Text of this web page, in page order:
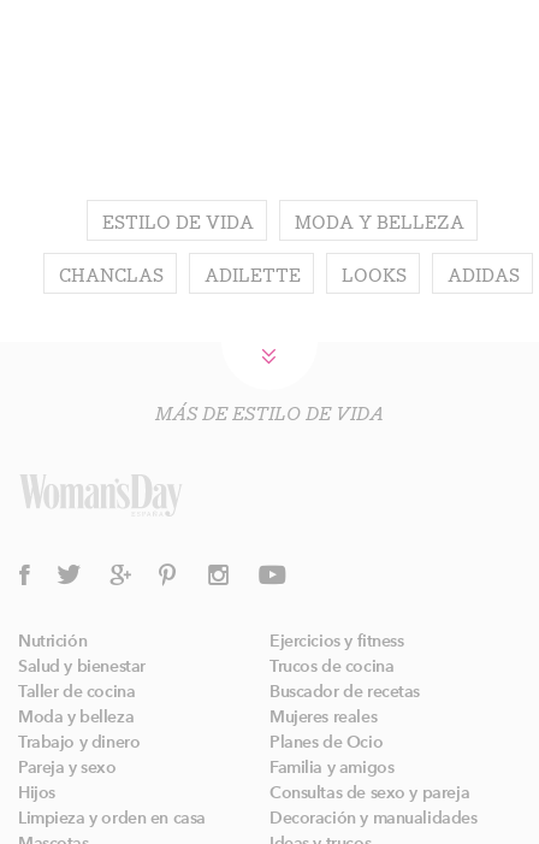
ESTILO DE VIDA MODA Y BELLEZA
CHANCLAS ADILETTE LOOKS ADIDAS
MÁS DE ESTILO DE VIDA
Nutrición
Ejercicios y fitness
Salud y bienestar
Trucos de cocina
Taller de cocina
Buscador de recetas
Moda y belleza
Mujeres reales
Trabajo y dinero
Planes de Ocio
Pareja y sexo
Familia y amigos
Hijos
Consultas de sexo y pareja
Limpieza y orden en casa
Decoración y manualidades